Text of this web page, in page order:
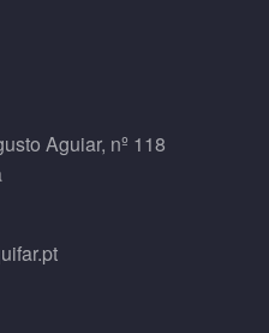
Aguiar, nº 118